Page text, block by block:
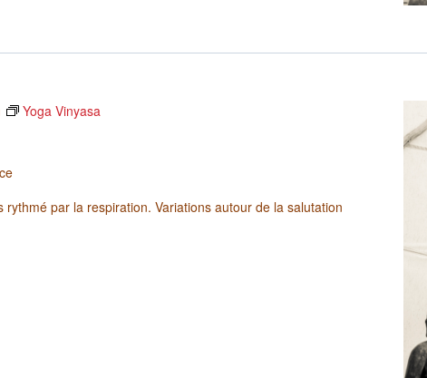
Yoga Vinyasa
par la respiration. Variations autour de la salutation